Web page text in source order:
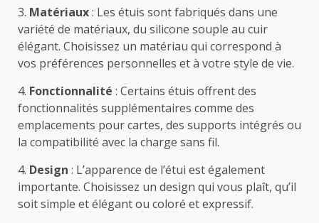
3. Matériaux: Les étuis sont fabriqués dans une
variété de matériaux, du silicone souple au cuir
élégant. Choisissez un matériau qui correspond à
vos préférences personnelles et à votre style de vie.
4. Fonctionnalité : Certains étuis offrent des
fonctionnalités supplémentaires comme des
emplacements pour cartes, des supports intégrés ou
la compatibilité avec la charge sans fil.
4. Design : L’apparence de l’étui est également
importante. Choisissez un design qui vous plaît, qu’il
soit simple et élégant ou coloré et expressif.